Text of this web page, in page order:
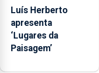
Luís Herberto
apresenta
‘Lugares da
Paisagem’